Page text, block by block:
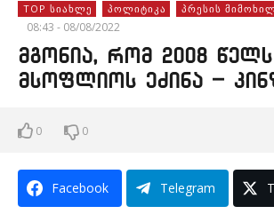
TOP ᲡᲘᲐᲮᲚᲔ ᲞᲝᲚᲘᲢᲘᲙᲐ ᲞᲠᲔᲡᲘᲡ
08:43 - 08/08/2022
მგონია, რომ 2008 წელს
მსოფლიოს ეძინა –
0 0
Facebook Telegram